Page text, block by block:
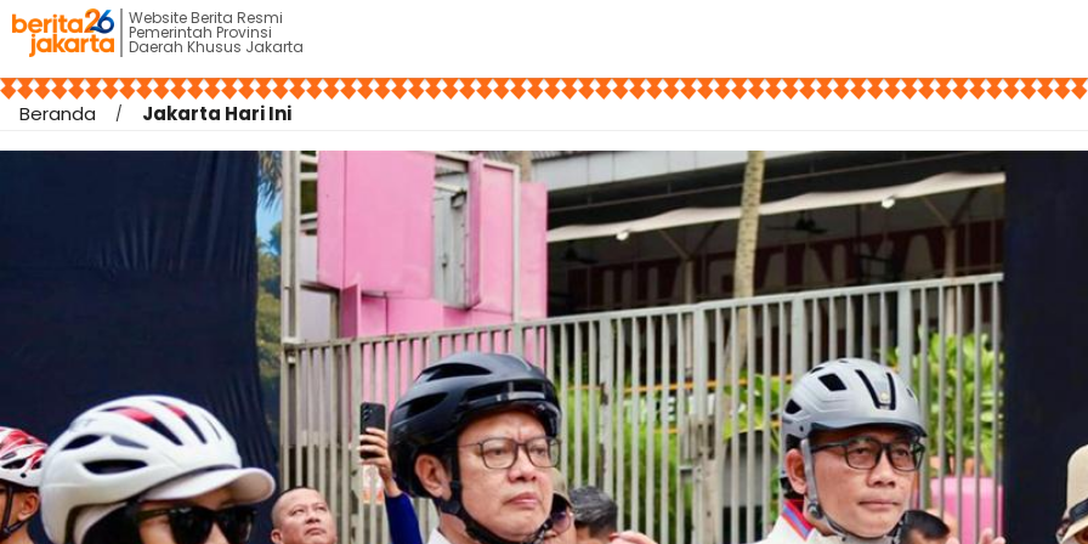
Website Berita Resmi
Pemerintah Provinsi
Daerah Khusus Jakarta
Beranda Jakarta Hari Ini